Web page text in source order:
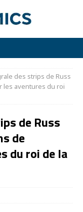
des strips de Russ
les aventures du roi
de Russ
de
du roi de la